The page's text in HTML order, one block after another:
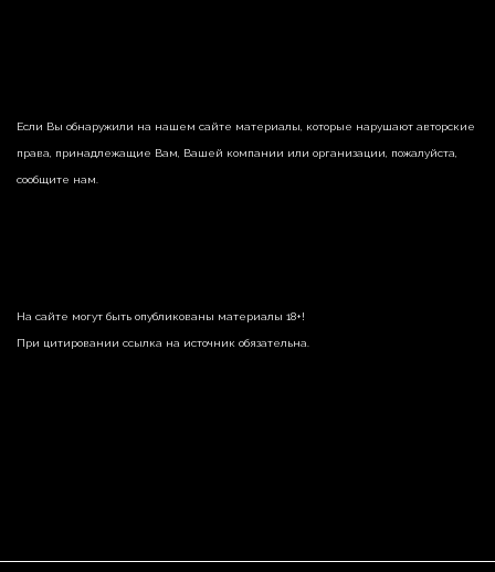
Если Вы обнаружили на нашем сайте материалы, которые нарушают авторские
права, принадлежащие Вам, Вашей компании или организации, пожалуйста,
сообщите нам.
На сайте могут быть опубликованы материалы 18+!
При цитировании ссылка на источник обязательна.